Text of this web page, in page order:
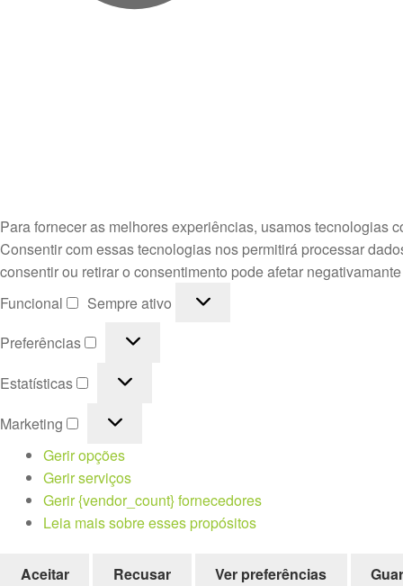
Para fornecer as melhores experiências, usamos tecnologias
Consentir com essas tecnologias nos permitirá processar
consentir ou retirar o consentimento pode afetar
Funcional
Funcional
Sempre ativo
Preferências
Preferências
Estatísticas Estatísticas
Marketing
Marketing
Gerir opções
Gerir serviços
Gerir {vendor_count} fornecedores
Leia mais sobre esses propósitos
Aceitar Recusar Ver preferências